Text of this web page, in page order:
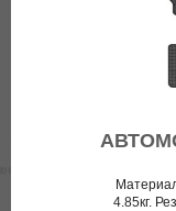
4.85кг.